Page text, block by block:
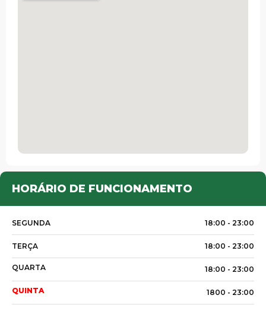
HORÁRIO DE FUNCIONAMENTO
SEGUNDA 18:00 - 23:00
TERÇA 18:00 - 23:00
QUARTA 18:00 - 23:00
QUINTA 1800 - 23:00